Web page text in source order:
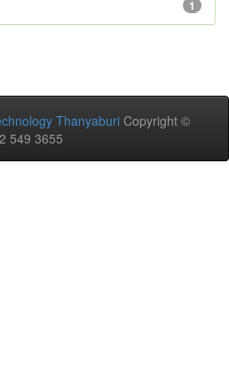
1
Thanyaburi Copyright ©
549 3655